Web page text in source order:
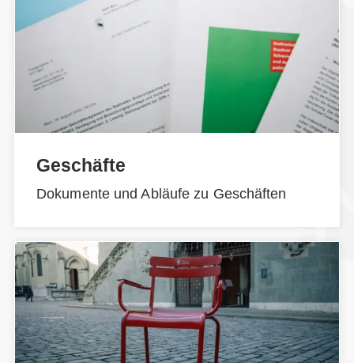
Geschäfte
Dokumente und Abläufe zu Geschäften